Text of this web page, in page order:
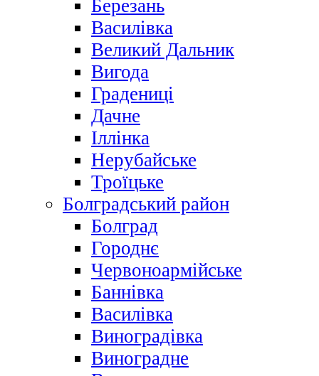
Березань
Василівка
Великий Дальник
Вигода
Градениці
Дачне
Іллінка
Нерубайське
Троїцьке
Болградський район
Болград
Городнє
Червоноармійське
Баннівка
Василівка
Виноградівка
Виноградне